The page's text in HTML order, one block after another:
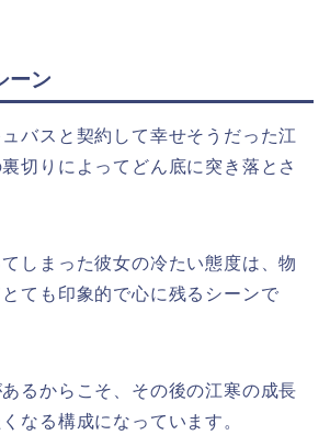
ーン
バスと契約して幸せそうだった江
切りによってどん底に突き落とさ
しまった彼女の冷たい態度は、物
ても印象的で心に残るシーンで
るからこそ、その後の江寒の成長
なる構成になっています。